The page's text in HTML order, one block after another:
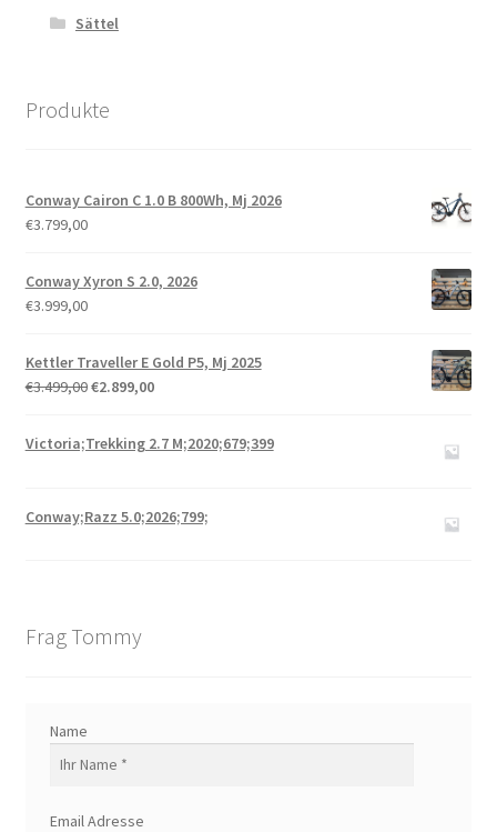
Sättel
Produkte
Conway Cairon C 1.0 B 800Wh, Mj 2026
€3.799,00
Conway Xyron S 2.0, 2026
€3.999,00
Kettler Traveller E Gold P5, Mj 2025
€3.499,00€2.899,00
Victoria;Trekking 2.7 M;2020;679;399
Conway;Razz 5.0;2026;799;
Frag Tommy
Name
Email Adresse